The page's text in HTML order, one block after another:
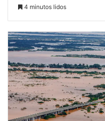
4 minutos lidos